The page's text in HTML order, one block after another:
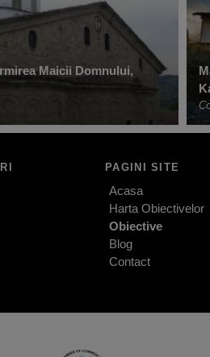
Maicii Domnului,
PAGINI SITE
Acasa
Harta Obiectivelor
Obiective
Blog
Contact